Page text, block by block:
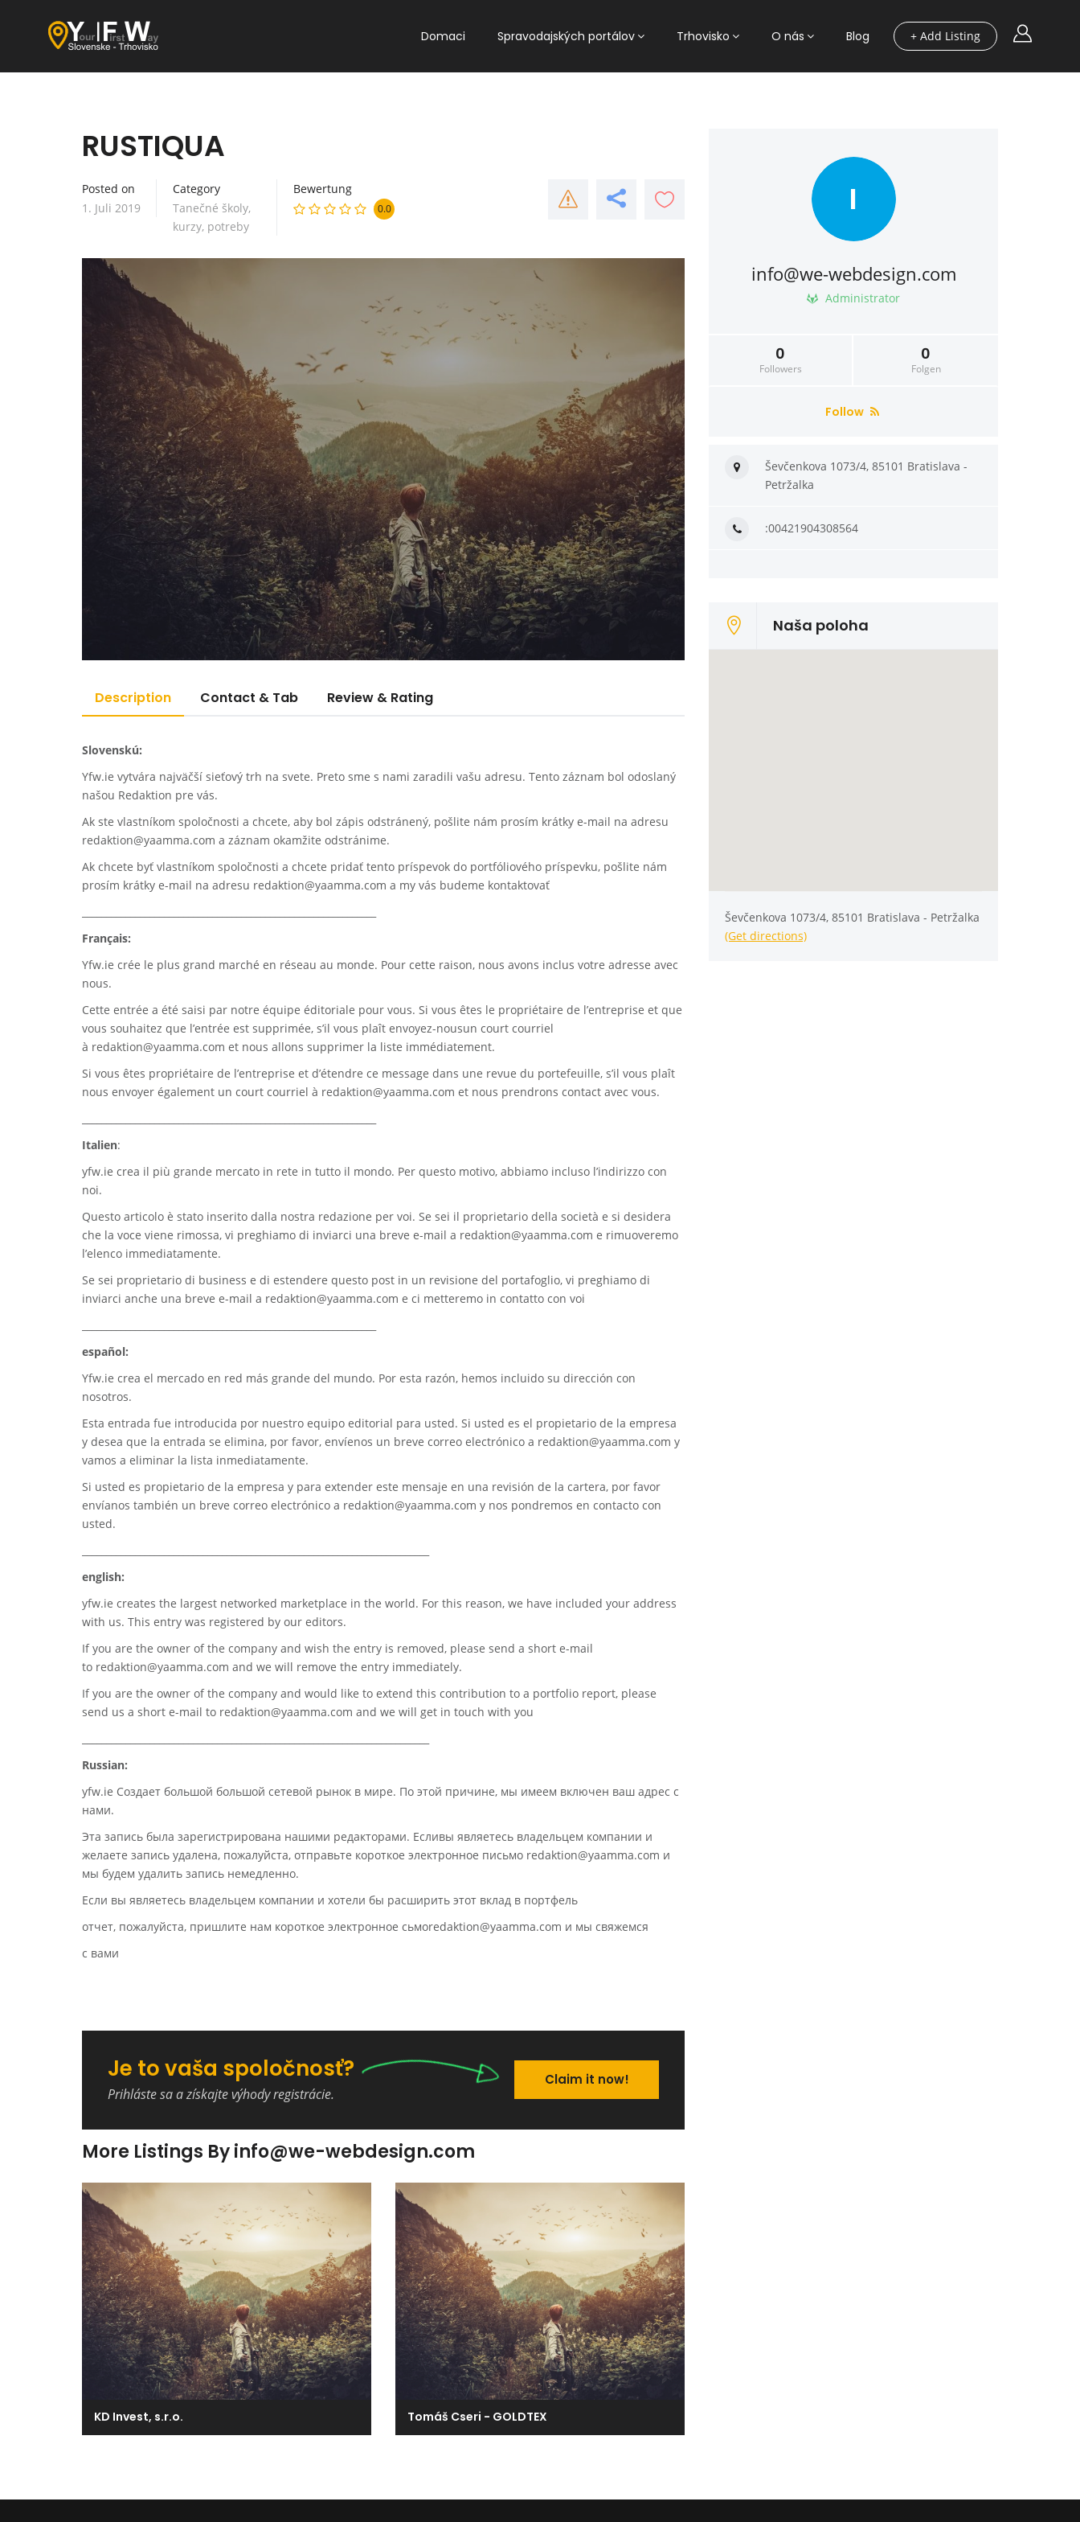
+ Add Listing
Domaci Spravodajských portálov Trhovisko O nás Blog
RUSTIQUA
Posted on
1. Juli 2019
Category
Tanečné školy,
kurzy, potreby
Bewertung
0.0
Description Contact & Tab Review & Rating
Slovenskú:
Yfw.ie vytvára najväčší sieťový trh na svete. Preto sme s nami zaradili vašu adresu. Tento záznam bol odoslaný
našou Redaktion pre vás.
Ak ste vlastníkom spoločnosti a chcete, aby bol zápis odstránený, pošlite nám prosím krátky e-mail na adresu
redaktion@yaamma.com a záznam okamžite odstránime.
Ak chcete byť vlastníkom spoločnosti a chcete pridať tento príspevok do portfóliového príspevku, pošlite nám
prosím krátky e-mail na adresu redaktion@yaamma.com a my vás budeme kontaktovať
Français:
Yfw.ie crée le plus grand marché en réseau au monde. Pour cette raison, nous avons inclus votre adresse avec
nous.
Cette entrée a été saisi par notre équipe éditoriale pour vous. Si vous êtes le propriétaire de l’entreprise et que
vous souhaitez que l’entrée est supprimée, s’il vous plaît envoyez-nousun court courriel
à redaktion@yaamma.com et nous allons supprimer la liste immédiatement.
Si vous êtes propriétaire de l’entreprise et d’étendre ce message dans une revue du portefeuille, s’il vous plaît
nous envoyer également un court courriel à redaktion@yaamma.com et nous prendrons contact avec vous.
Italien:
yfw.ie crea il più grande mercato in rete in tutto il mondo. Per questo motivo, abbiamo incluso l’indirizzo con
noi.
Questo articolo è stato inserito dalla nostra redazione per voi. Se sei il proprietario della società e si desidera
che la voce viene rimossa, vi preghiamo di inviarci una breve e-mail a redaktion@yaamma.com e rimuoveremo
l’elenco immediatamente.
Se sei proprietario di business e di estendere questo post in un revisione del portafoglio, vi preghiamo di
inviarci anche una breve e-mail a redaktion@yaamma.com e ci metteremo in contatto con voi
español:
Yfw.ie crea el mercado en red más grande del mundo. Por esta razón, hemos incluido su dirección con
nosotros.
Esta entrada fue introducida por nuestro equipo editorial para usted. Si usted es el propietario de la empresa
y desea que la entrada se elimina, por favor, envíenos un breve correo electrónico a redaktion@yaamma.com y
vamos a eliminar la lista inmediatamente.
Si usted es propietario de la empresa y para extender este mensaje en una revisión de la cartera, por favor
envíanos también un breve correo electrónico a redaktion@yaamma.com y nos pondremos en contacto con
usted.
english:
yfw.ie creates the largest networked marketplace in the world. For this reason, we have included your address
with us. This entry was registered by our editors.
If you are the owner of the company and wish the entry is removed, please send a short e-mail
to redaktion@yaamma.com and we will remove the entry immediately.
If you are the owner of the company and would like to extend this contribution to a portfolio report, please
send us a short e-mail to redaktion@yaamma.com and we will get in touch with you
Russian:
yfw.ie Создает большой большой сетевой рынок в мире. По этой причине, мы имеем включен ваш адрес с
нами.
Эта запись была зарегистрирована нашими редакторами. Есливы являетесь владельцем компании и
желаете запись удалена, пожалуйста, отправьте короткое электронное письмо redaktion@yaamma.com и
мы будем удалить запись немедленно.
Если вы являетесь владельцем компании и хотели бы расширить этот вклад в портфель
отчет, пожалуйста, пришлите нам короткое электронное сьмоredaktion@yaamma.com и мы свяжемся
с вами
Je to vaša spoločnosť?
Prihláste sa a získajte výhody registrácie.
Claim it now!
More Listings By info@we-webdesign.com
KD Invest, s.r.o. Tomáš Cseri - GOLDTEX
I
info@we-webdesign.com
Administrator
0
Followers
0
Folgen
Follow
Ševčenkova 1073/4, 85101 Bratislava -
Petržalka
:00421904308564
Naša poloha
Ševčenkova 1073/4, 85101 Bratislava - Petržalka
(Get directions)